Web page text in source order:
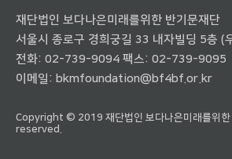
재단법인 보다나은미래를위한 반기문재단
서울시 종로구 경희궁길 33 내자빌딩 5층 (
전화: 02-739-9094 팩스: 02-739-9095
이메일: bkmfoundation@bf4bf.or.kr
Copyright © 2019 재단법인 보다나은미래를위
reserved.